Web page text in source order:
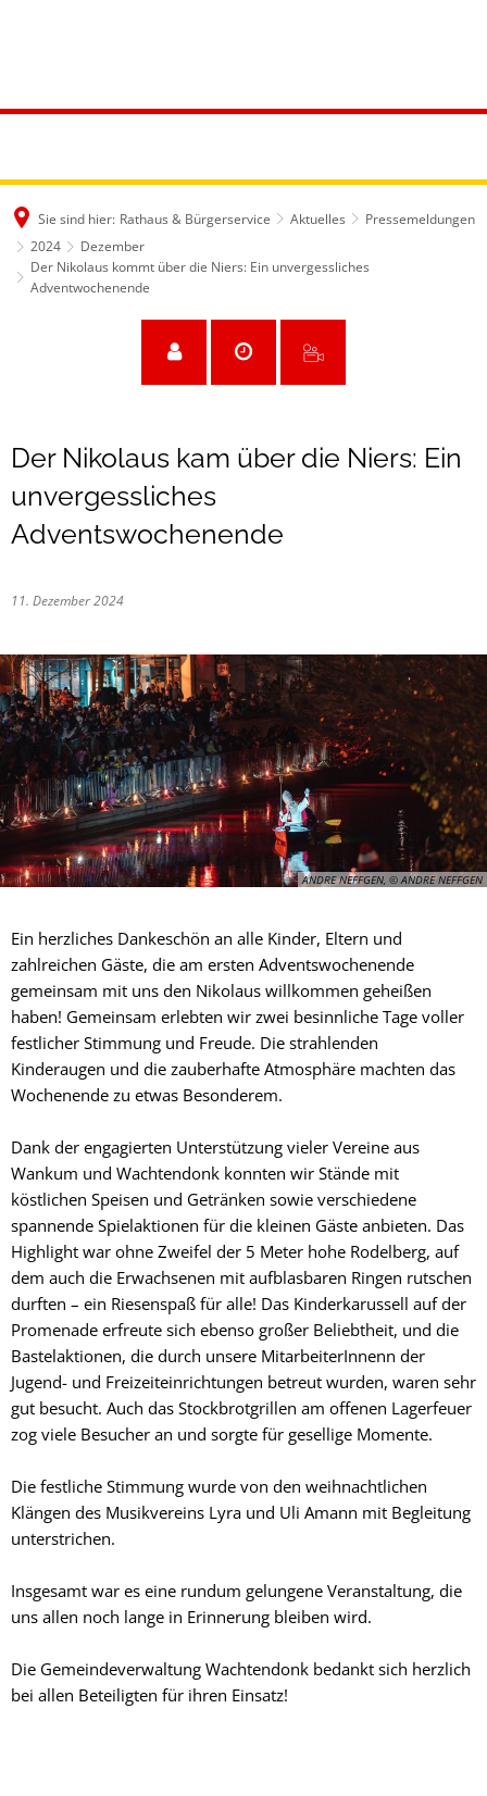
Sie sind hier: Rathaus & Bürgerservice Aktuelles
Pressemeldungen
2024
Dezember
Der Nikolaus kommt über die Niers: Ein unvergessliches
Adventwochenende
Der Nikolaus kam über die Niers: Ein
unvergessliches
Adventswochenende
11. Dezember 2024
ANDRE NEFFGEN, © ANDRE NEFFGEN
Ein herzliches Dankeschön an alle Kinder, Eltern und
zahlreichen Gäste, die am ersten Adventswochenende
gemeinsam mit uns den Nikolaus willkommen geheißen
haben! Gemeinsam erlebten wir zwei besinnliche Tage voller
festlicher Stimmung und Freude. Die strahlenden
Kinderaugen und die zauberhafte Atmosphäre machten das
Wochenende zu etwas Besonderem.
Dank der engagierten Unterstützung vieler Vereine aus
Wankum und Wachtendonk konnten wir Stände mit
köstlichen Speisen und Getränken sowie verschiedene
spannende Spielaktionen für die kleinen Gäste anbieten. Das
Highlight war ohne Zweifel der 5 Meter hohe Rodelberg, auf
dem auch die Erwachsenen mit aufblasbaren Ringen rutschen
durften – ein Riesenspaß für alle! Das Kinderkarussell auf der
Promenade erfreute sich ebenso großer Beliebtheit, und die
Bastelaktionen, die durch unsere MitarbeiterInnenn der
Jugend- und Freizeiteinrichtungen betreut wurden, waren sehr
gut besucht. Auch das Stockbrotgrillen am offenen Lagerfeuer
zog viele Besucher an und sorgte für gesellige Momente.
Die festliche Stimmung wurde von den weihnachtlichen
Klängen des Musikvereins Lyra und Uli Amann mit Begleitung
unterstrichen.
Insgesamt war es eine rundum gelungene Veranstaltung, die
uns allen noch lange in Erinnerung bleiben wird.
Die Gemeindeverwaltung Wachtendonk bedankt sich herzlich
bei allen Beteiligten für ihren Einsatz!